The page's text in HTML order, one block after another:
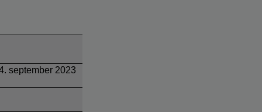
september 2023